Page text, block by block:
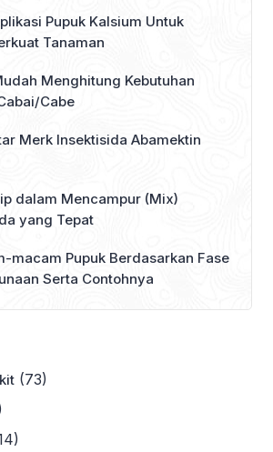
Pupuk Kalsium Untuk
Tanaman
Menghitung Kebutuhan
Cabe
Merk Insektisida Abamektin
dalam Mencampur (Mix)
yang Tepat
macam Pupuk Berdasarkan Fase
Serta Contohnya
(73)